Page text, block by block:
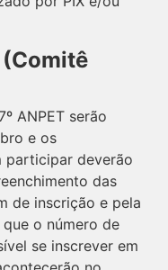
(Comitê
ANPET serão
e os
participar deverão
das
de inscrição e pela
o número de
se inscrever em